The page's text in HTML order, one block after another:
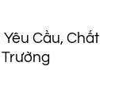
Cầu, Chất